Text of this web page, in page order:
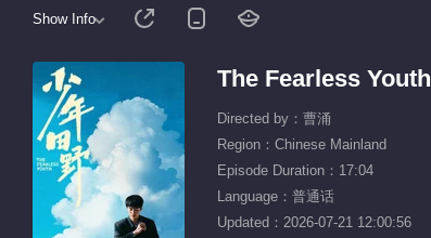
Show Info
The Fearless Youth
Directed by：曹涌
Region：Chinese Mainland
Episode Duration：17:04
Language：普通话
Updated：2026-07-21 12:00:56